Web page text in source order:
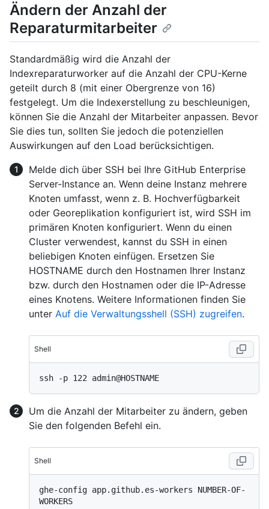
Ändern der Anzahl der
Reparaturmitarbeiter
Standardmäßig wird die Anzahl der
Indexreparaturworker auf die Anzahl der CPU-Kerne
geteilt durch 8 (mit einer Obergrenze von 16)
festgelegt. Um die Indexerstellung zu beschleunigen,
können Sie die Anzahl der Mitarbeiter anpassen. Bevor
Sie dies tun, sollten Sie jedoch die potenziellen
Auswirkungen auf den Load berücksichtigen.
Melde dich über SSH bei Ihre GitHub Enterprise
Server-Instance an. Wenn deine Instanz mehrere
Knoten umfasst, wenn z. B. Hochverfügbarkeit
oder Georeplikation konfiguriert ist, wird SSH im
primären Knoten konfiguriert. Wenn du einen
Cluster verwendest, kannst du SSH in einen
beliebigen Knoten einfügen. Ersetzen Sie
HOSTNAME durch den Hostnamen Ihrer Instanz
bzw. durch den Hostnamen oder die IP-Adresse
eines Knotens. Weitere Informationen finden Sie
unter Auf die Verwaltungsshell (SSH) zugreifen.
Shell
Um die Anzahl der Mitarbeiter zu ändern, geben
Sie den folgenden Befehl ein.
Shell
ghe-config app.github.es-workers NUMBER-OF-